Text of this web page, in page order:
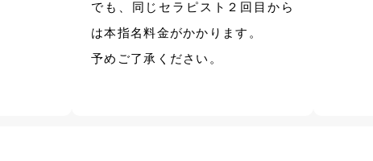
でも、同じセラピスト２回目から
は本指名料金がかかります。
予めご了承ください。